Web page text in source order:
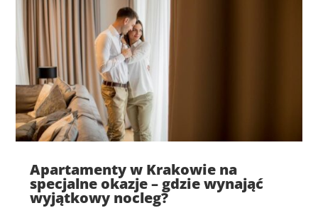
Apartamenty w Krakowie na
specjalne okazje – gdzie wynająć
wyjątkowy nocleg?